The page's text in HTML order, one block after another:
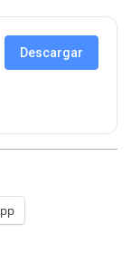
Descargar